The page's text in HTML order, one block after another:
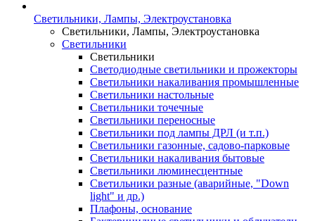
Светильники, Лампы, Электроустановка
Светильники, Лампы, Электроустановка
Светильники
Светильники
Светодиодные светильники и прожекторы
Светильники накаливания промышленные
Светильники настольные
Светильники точечные
Светильники переносные
Светильники под лампы ДРЛ (и т.п.)
Светильники газонные, садово-парковые
Светильники накаливания бытовые
Светильники люминесцентные
Светильники разные (аварийные, "Down
light" и др.)
Плафоны, основание